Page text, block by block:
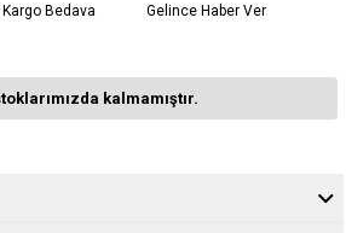
Kargo Bedava Gelince Haber Ver
kalmamıştır.